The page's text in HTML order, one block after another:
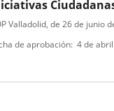
Valladolid, de 26 de junio
de aprobación 4 de